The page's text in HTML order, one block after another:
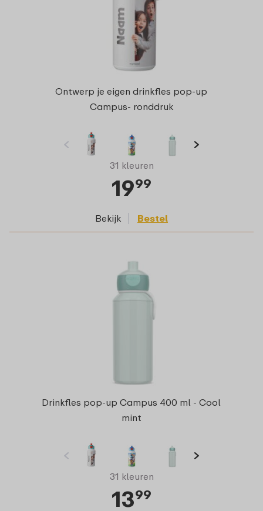
Ontwerp je eigen drinkfles pop-up
Campus- ronddruk
31 kleuren
1999
Bekijk Bestel
Drinkfles pop-up Campus 400 ml - Cool
mint
31 kleuren
1399